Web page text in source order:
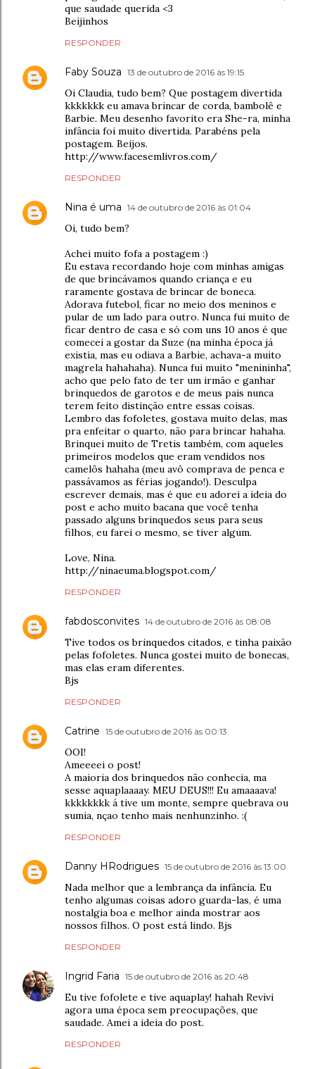
que saudade querida <3
Beijinhos
RESPONDER
Faby Souza 13 de outubro de 2016 às 19:15
Oi Claudia, tudo bem? Que postagem divertida
kkkkkkk eu amava brincar de corda, bambolê e
Barbie. Meu desenho favorito era She-ra, minha
infância foi muito divertida. Parabéns pela
postagem. Beijos.
http://www.facesemlivros.com/
RESPONDER
Nina é uma 14 de outubro de 2016 às 01:04
Oi, tudo bem?
Achei muito fofa a postagem :)
Eu estava recordando hoje com minhas amigas
de que brincávamos quando criança e eu
raramente gostava de brincar de boneca.
Adorava futebol, ficar no meio dos meninos e
pular de um lado para outro. Nunca fui muito de
ficar dentro de casa e só com uns 10 anos é que
comecei a gostar da Suze (na minha época já
existia, mas eu odiava a Barbie, achava-a muito
magrela hahahaha). Nunca fui muito "menininha",
acho que pelo fato de ter um irmão e ganhar
brinquedos de garotos e de meus pais nunca
terem feito distinção entre essas coisas.
Lembro das fofoletes, gostava muito delas, mas
pra enfeitar o quarto, não para brincar hahaha.
Brinquei muito de Tretis também, com aqueles
primeiros modelos que eram vendidos nos
camelôs hahaha (meu avô comprava de penca e
passávamos as férias jogando!). Desculpa
escrever demais, mas é que eu adorei a ideia do
post e acho muito bacana que você tenha
passado alguns brinquedos seus para seus
filhos, eu farei o mesmo, se tiver algum.
Love, Nina.
http://ninaeuma.blogspot.com/
RESPONDER
fabdosconvites 14 de outubro de 2016 às 08:08
Tive todos os brinquedos citados, e tinha paixão
pelas fofoletes. Nunca gostei muito de bonecas,
mas elas eram diferentes.
Bjs
RESPONDER
Catrine 15 de outubro de 2016 às 00:13
OOI!
Ameeeei o post!
A maioria dos brinquedos não conhecia, ma
sesse aquaplaaaay. MEU DEUS!!! Eu amaaaava!
kkkkkkkk á tive um monte, sempre quebrava ou
sumia, nçao tenho mais nenhunzinho. :(
RESPONDER
Danny HRodrigues 15 de outubro de 2016 às 13:00
Nada melhor que a lembrança da infância. Eu
tenho algumas coisas adoro guarda-las, é uma
nostalgia boa e melhor ainda mostrar aos
nossos filhos. O post está lindo. Bjs
RESPONDER
Ingrid Faria 15 de outubro de 2016 às 20:48
Eu tive fofolete e tive aquaplay! hahah Revivi
agora uma época sem preocupações, que
saudade. Amei a ideia do post.
RESPONDER